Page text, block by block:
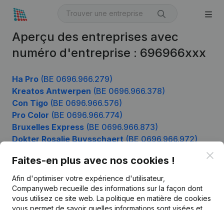
Aperçu des entreprises avec
numéro d'entreprise : 696966xxx
Ha Pro (BE 0696.966.279)
Kreatos Antwerpen (BE 0696.966.378)
Con Tigo (BE 0696.966.576)
Pro Color (BE 0696.966.774)
Bruxelles Express (BE 0696.966.873)
Dokter Rosalie Buysschaert(BE 0696.966.972)
Faites-en plus avec nos cookies !
Afin d'optimiser votre expérience d'utilisateur,
Companyweb recueille des informations sur la façon dont
vous utilisez ce site web. La politique en matière de cookies
vous permet de savoir quelles informations sont visées et
Produit
Informations d’entreprise